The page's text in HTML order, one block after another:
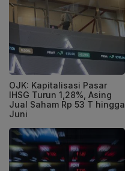
OJK: Kapitalisasi Pasar
IHSG Turun 1,28%, Asing
Jual Saham Rp 53 T hingga
Juni